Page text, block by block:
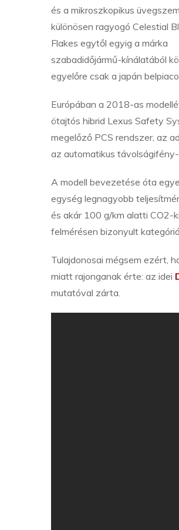
és a mikroszkopikus
különösen ragyogó Celestial
Flakes egytől egyig a márka
szabadidőjármű-kínálatából
egyelőre csak a japán
Európában a 2018-as
ötajtós hibrid Lexus Safety
megelőző PCS rendszer, az
az automatikus
A modell bevezetése óta
egység legnagyobb
és akár 100 g/km alatti CO2-
felmérésen bizonyult
Tulajdonosai mégsem ezért,
miatt rajonganak érte: az idei
mutatóval zárta.